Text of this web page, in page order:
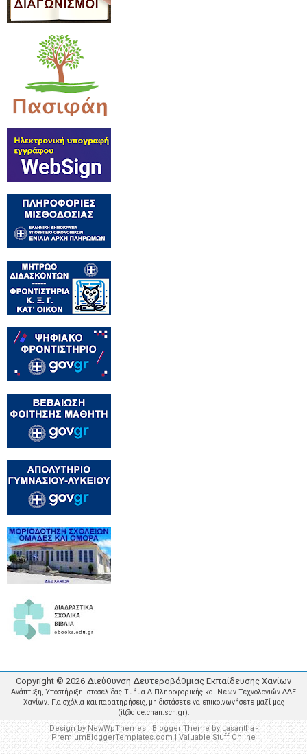
Copyright © 2026 Διεύθυνση Δευτεροβάθμιας Εκπαίδευσης Χανίων
Ανάπτυξη, Υποστήριξη Ιστοσελίδας Τμήμα Δ Πληροφορικής και Νέων Τεχνολογιών ΔΔΕ
Χανίων. Για σχόλια και παρατηρήσεις, μη διστάσετε να επικοινωνήσετε μαζί μας
(it@dide.chan.sch.gr).
Design byNewWpThemes| Blogger Theme byLasantha-
PremiumBloggerTemplates.com| Valuable Stuff Online